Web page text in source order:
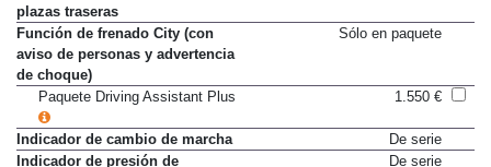
asientos infantiles ISOFIX en
plazas traseras
Función de frenado City (con
aviso de personas y advertencia
de choque)
Paquete Driving Assistant Plus
Indicador de cambio de marcha
De serie